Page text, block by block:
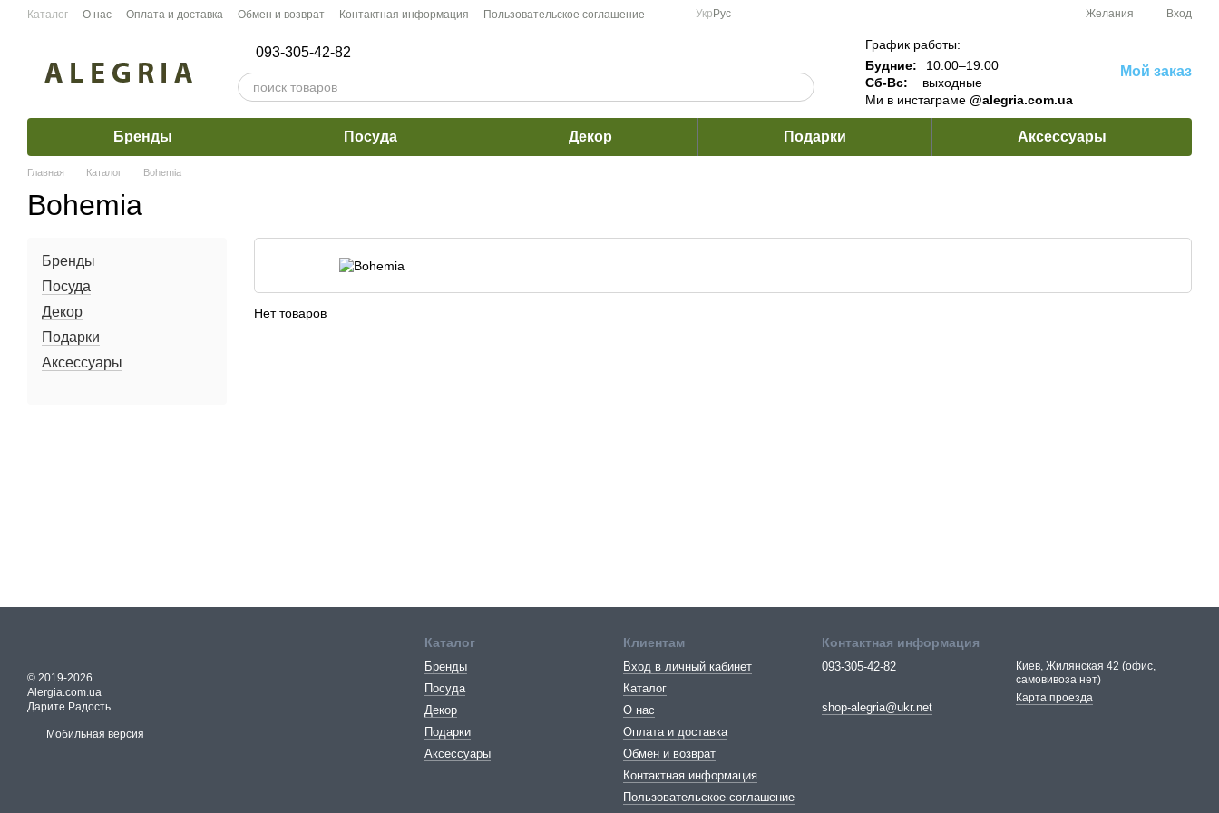
Перейти к основному контенту
Каталог О нас Оплата и доставка Обмен и возврат Контактная информация Пользовательское соглашение Укр Рус Желания Вход
093-305-42-82
График работы:
Будние:
10:00–19:00
Сб-Вс:
выходные
Ми в инстаграме @alegria.com.ua
Мой заказ
Бренды Посуда Декор Подарки Аксессуары
Главная Каталог Bohemia
Bohemia
Нет товаров
Бренды
Посуда
Декор
Подарки
Аксессуары
© 2019-2026
Alergia.com.ua
Дарите Радость
Мобильная версия
Каталог
Бренды
Посуда
Декор
Подарки
Аксессуары
Клиентам
Вход в личный кабинет
Каталог
О нас
Оплата и доставка
Обмен и возврат
Контактная информация
Пользовательское соглашение
Контактная информация
093-305-42-82
shop-alegria@ukr.net
Киев, Жилянская 42 (офис,
самовивоза нет)
Карта проезда